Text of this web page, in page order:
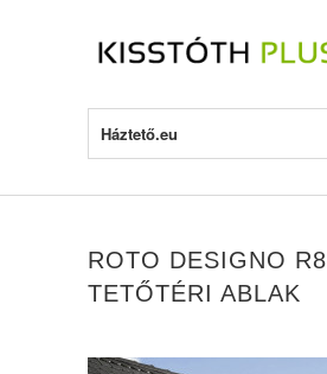
Háztető.eu
ROTO DESIGNO R8
TETŐTÉRI ABLAK